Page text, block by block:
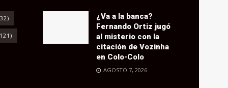
¿Va a la banca?
Fernando Ortiz jugó
al misterio con la
citación de Vozinha
en Colo-Colo
AGOSTO 7, 2026